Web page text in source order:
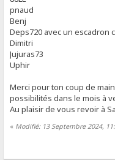
pnaud
Benj
Deps720 avec un escadron
Dimitri
Jujuras73
Uphir
Merci pour ton coup de
possibilités dans le mois à
Au plaisir de vous revoir à
« Modifié: 13 Septembre 2024,